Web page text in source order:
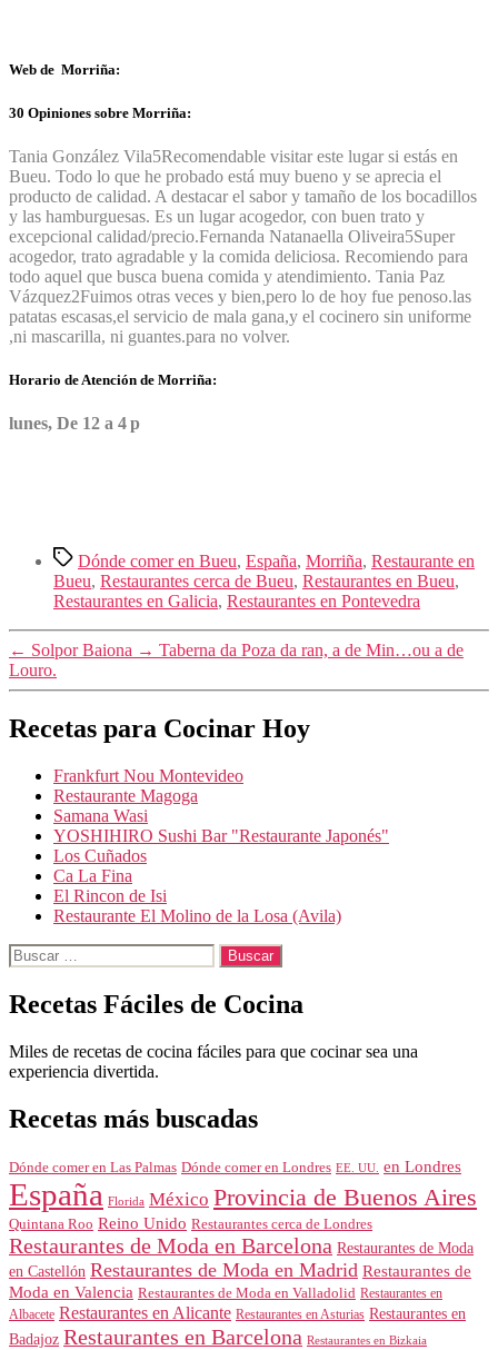
Web de Morriña:
30 Opiniones sobre Morriña:
Tania González Vila5Recomendable visitar este lugar si estás en
Bueu. Todo lo que he probado está muy bueno y se aprecia el
producto de calidad. A destacar el sabor y tamaño de los bocadillos
y las hamburguesas. Es un lugar acogedor, con buen trato y
excepcional calidad/precio.Fernanda Natanaella Oliveira5Super
acogedor, trato agradable y la comida deliciosa. Recomiendo para
todo aquel que busca buena comida y atendimiento. Tania Paz
Vázquez2Fuimos otras veces y bien,pero lo de hoy fue penoso.las
patatas escasas,el servicio de mala gana,y el cocinero sin uniforme
,ni mascarilla, ni guantes.para no volver.
Horario de Atención de Morriña:
lunes, De 12 a 4 p
Etiquetas
Dónde comer en Bueu, España, Morriña, Restaurante en
Bueu, Restaurantes cerca de Bueu, Restaurantes en Bueu,
Restaurantes en Galicia, Restaurantes en Pontevedra
← Solpor Baiona → Taberna da Poza da ran, a de Min…ou a de
Louro.
Recetas para Cocinar Hoy
Frankfurt Nou Montevideo
Restaurante Magoga
Samana Wasi
YOSHIHIRO Sushi Bar "Restaurante Japonés"
Los Cuñados
Ca La Fina
El Rincon de Isi
Restaurante El Molino de la Losa (Avila)
Buscar:
Recetas Fáciles de Cocina
Miles de recetas de cocina fáciles para que cocinar sea una
experiencia divertida.
Recetas más buscadas
Dónde comer en Las Palmas Dónde comer en Londres EE. UU. en Londres
España Florida México Provincia de Buenos Aires
Quintana Roo Reino Unido Restaurantes cerca de Londres
Restaurantes de Moda en Barcelona Restaurantes de Moda
en Castellón Restaurantes de Moda en Madrid Restaurantes de
Moda en Valencia Restaurantes de Moda en Valladolid Restaurantes en
Albacete Restaurantes en Alicante Restaurantes en Asturias Restaurantes en
Badajoz Restaurantes en Barcelona Restaurantes en Bizkaia